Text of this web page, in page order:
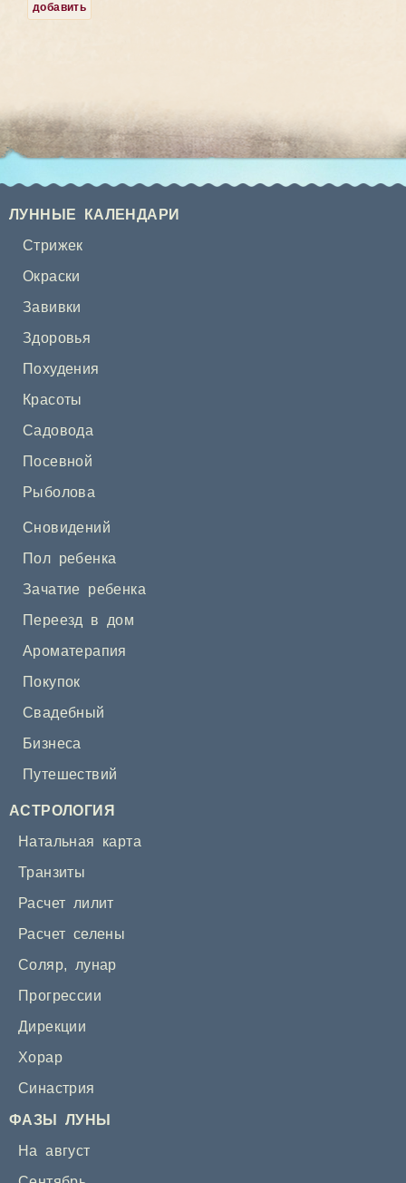
добавить
ЛУННЫЕ КАЛЕНДАРИ
Стрижек
Окраски
Завивки
Здоровья
Похудения
Красоты
Садовода
Посевной
Рыболова
Сновидений
Пол ребенка
Зачатие ребенка
Переезд в дом
Ароматерапия
Покупок
Свадебный
Бизнеса
Путешествий
АСТРОЛОГИЯ
Натальная карта
Транзиты
Расчет лилит
Расчет селены
Соляр, лунар
Прогрессии
Дирекции
Хорар
Синастрия
ФАЗЫ ЛУНЫ
На август